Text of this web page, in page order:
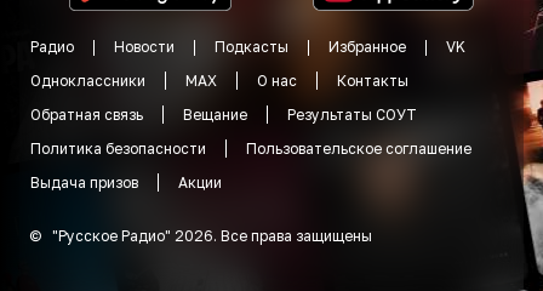
Радио Новости Подкасты Избранное
VK
Одноклассники
MAX О нас
Контакты
Обратная связь
Вещание
Результаты СОУТ
Политика безопасности
Пользовательское соглашение
Выдача призов
Акции
© "Русское Радио" 2026. Все права защищены